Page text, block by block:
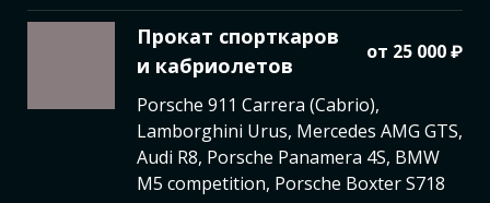
Прокат спорткаров
и кабриолетов
от 25 000 ₽
Porsche 911 Carrera (Cabrio),
Lamborghini Urus, Mercedes AMG GTS,
Audi R8, Porsche Panamera 4S, BMW
M5 competition, Porsche Boxter S718